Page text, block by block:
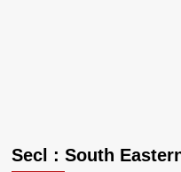
Secl : South